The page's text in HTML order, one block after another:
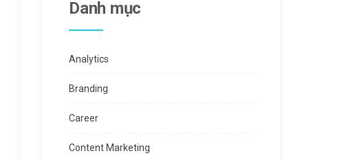
Danh mục
Analytics
Branding
Career
Content Marketing